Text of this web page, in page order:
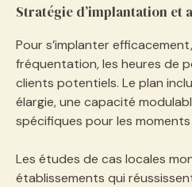
Stratégie d’implantation et
Pour s’implanter
fréquentation, les heures de
clients potentiels. Le plan
élargie, une capacité
spécifiques pour les
Les études de cas locales
établissements qui